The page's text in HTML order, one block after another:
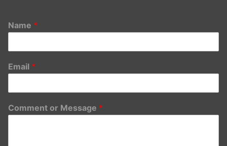
Name *
Email *
Comment or Message *